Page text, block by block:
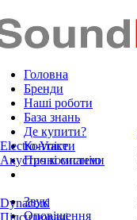
Головна
Бренди
Наші роботи
База знань
Де купити?
Контакти
Про компанію
Звук
Оповіщення
Electro-Voice
Акустичні системи
Dynacord
Підсилювачі